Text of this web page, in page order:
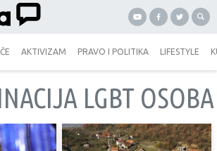
AKTIVIZAM PRAVO I POLITIKA LIFESTYLE
LGBT OSOBA